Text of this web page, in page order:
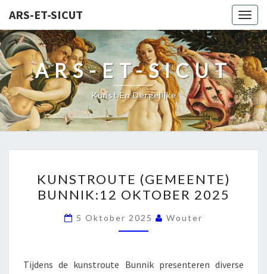
ARS-ET-SICUT
ARS-ET-SICUT
Kunst En Dergelijke
(GEMEENTE)
BUNNIK:12
OKTOBER
2025
KUNSTROUTE (GEMEENTE)
BUNNIK:12 OKTOBER 2025
5 Oktober 2025 Wouter
Tijdens de kunstroute Bunnik presenteren diverse